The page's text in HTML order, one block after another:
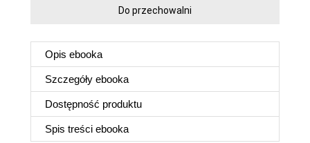
Do przechowalni
Opis ebooka
Szczegóły ebooka
Dostępność produktu
Spis treści ebooka